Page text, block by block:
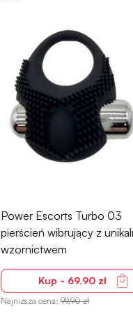
Power Escorts Turbo 03
pierścień wibrujący z
wzornictwem
Kup - 69,90 zł
Najniższa cena: 99,90 zł